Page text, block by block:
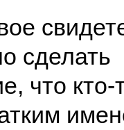
сделать
что